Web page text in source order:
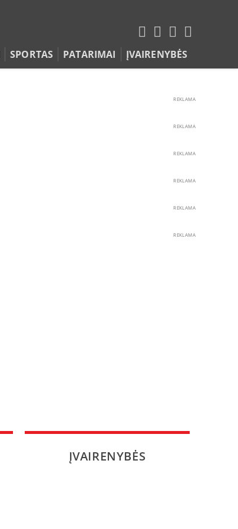
SPORTAS PATARIMAI ĮVAIRENYBĖS
REKLAMA
REKLAMA
REKLAMA
REKLAMA
REKLAMA
REKLAMA
ĮVAIRENYBĖS